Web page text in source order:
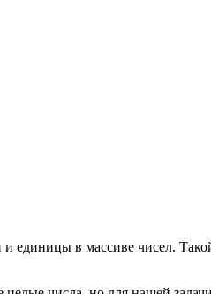
единицы в массиве чисел.